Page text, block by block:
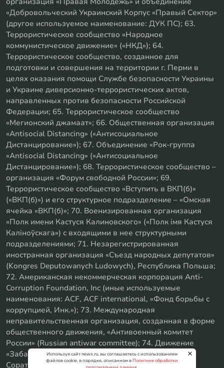
«Добровольческий Украинский Корпус «Правый Сектор»
(другое используемое наименование: ДУК ПС); 63.
Террористическое сообщество «Народное
коммунистическое движение» («НКД»); 64.
Террористическое сообщество, созданное для
подготовки и совершения на территории г. Перми в
целях оказания помощи Службе безопасности Украины
и Украине диверсионно-террористических актов,
направленных против безопасности Российской
Федерации; 65. Террористическое сообщество
«Мегионский джамаат»; 66. Общественная организация
«Antisocial Distancing» («Антисоциальное
Дистанцирование»); 67. Объединение «Рок-группа
«Antisocial Distancing» («Антисоциальное
Дистанцирование»); 68. Террористическое сообщество –
организация «Форум свободной России»; 69.
Террористическое сообщество «Вступить в ВКП(б)»
(«ВКП(б)») и его структурное подразделение – «Омская
ячейка «ВКП(б)»; 70. Военизированная организация
«Полк имени Кастуся Калиновского» («Полк iмя Кастуся
Калiноўскага») с входящими в нее структурными
подразделениями; 71. Незарегистрированная
иностранная организация «Съезд народных депутатов»
(Kongres Deputowanych Ludowych), Республика Польша;
72. Американская некоммерческая корпорация Anti-
Corruption Foundation, Inc (иные используемые
наименования: ACF, ACF international, «Фонд борьбы с
коррупцией, Инк.»); 73. Международная
неправительственная организация, созданная в форме
общественного движения, «Антивоенный комитет
России» (Russian antiwar committee); 74. Движение
«Забайкальское левое объединение»; 75. «SxE
Соратники с Уфы»
Используя сайт news.ru, вы соглашаетесь с использованием
файлов cookie, в порядке, описанном вПолитике обработки
персональных данных